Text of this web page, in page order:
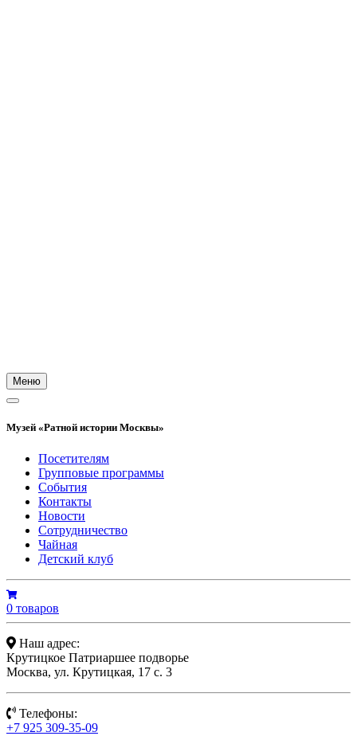
Меню
Музей «Ратной истории Москвы»
Посетителям
Групповые программы
События
Контакты
Новости
Сотрудничество
Чайная
Детский клуб
0 товаров
Наш адрес:
Крутицкое Патриаршее подворье
Москва, ул. Крутицкая, 17 с. 3
Телефоны:
+7 925 309-35-09